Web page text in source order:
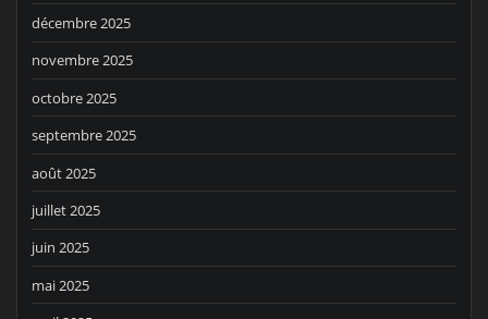
décembre 2025
novembre 2025
octobre 2025
septembre 2025
août 2025
juillet 2025
juin 2025
mai 2025